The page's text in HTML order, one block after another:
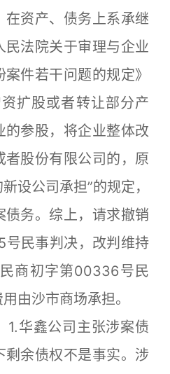
在资产、债务上系承继
民法院关于审理与企业
件若干问题的规定》
扩股或者转让部分产
参股，将企业整体改
者股份有限公司的，原
设公司承担”的规定，
债务。综上，请求撤销
号民事判决，改判维持
民商初字第00336号民
由沙市商场承担。
华鑫公司主张涉案债
剩余债权不是事实。涉